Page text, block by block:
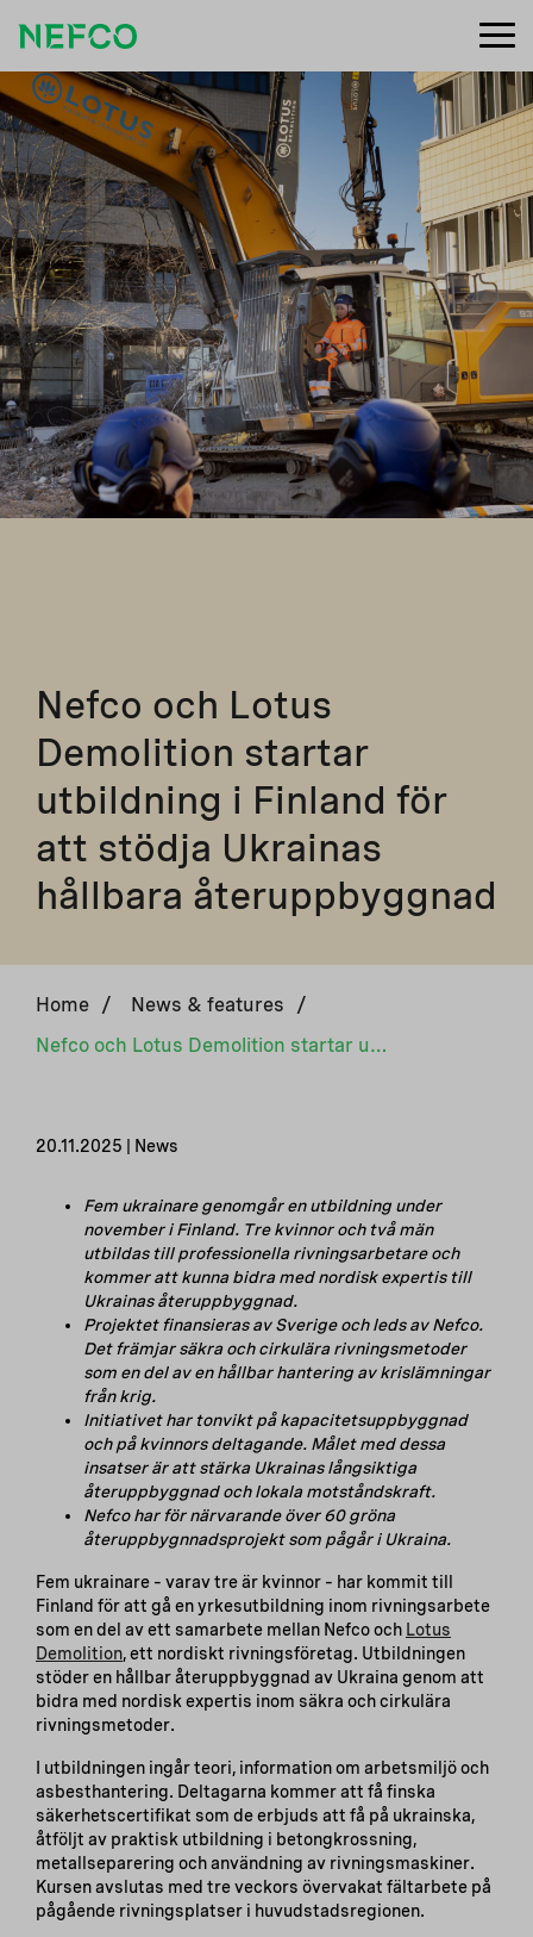
Nefco och Lotus
Demolition startar
utbildning i Finland för
att stödja Ukrainas
hållbara återuppbyggnad
Home / News & features
/
Nefco och Lotus Demolition startar utbildning i Finland för att stödja Ukrainas hållbara återuppbyggnad
20.11.2025 | News
Fem ukrainare genomgår en utbildning under
november i Finland. Tre kvinnor och två män
utbildas till professionella rivningsarbetare och
kommer att kunna bidra med nordisk expertis till
Ukrainas återuppbyggnad.
Projektet finansieras av Sverige och leds av Nefco.
Det främjar säkra och cirkulära rivningsmetoder
som en del av en hållbar hantering av krislämningar
från krig.
Initiativet har tonvikt på kapacitetsuppbyggnad
och på kvinnors deltagande. Målet med dessa
insatser är att stärka Ukrainas långsiktiga
återuppbyggnad och lokala motståndskraft.
Nefco har för närvarande över 60 gröna
återuppbygnnadsprojekt som pågår i Ukraina.
Fem ukrainare – varav tre är kvinnor – har kommit till
Finland för att gå en yrkesutbildning inom rivningsarbete
som en del av ett samarbete mellan Nefco och Lotus
Demolition, ett nordiskt rivningsföretag. Utbildningen
stöder en hållbar återuppbyggnad av Ukraina genom att
bidra med nordisk expertis inom säkra och cirkulära
rivningsmetoder.
I utbildningen ingår teori, information om arbetsmiljö och
asbesthantering. Deltagarna kommer att få finska
säkerhetscertifikat som de erbjuds att få på ukrainska,
åtföljt av praktisk utbildning i betongkrossning,
metallseparering och användning av rivningsmaskiner.
Kursen avslutas med tre veckors övervakat fältarbete på
pågående rivningsplatser i huvudstadsregionen.